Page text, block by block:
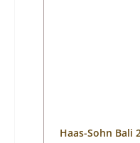
Haas-Sohn Bali